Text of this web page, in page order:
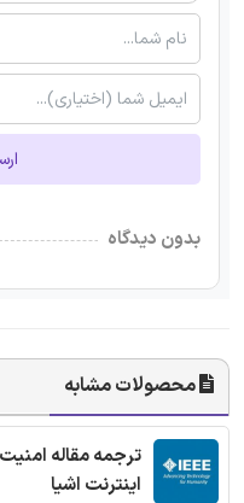
بدون دیدگاه
محصولات مشابه
اینترنت اشیا